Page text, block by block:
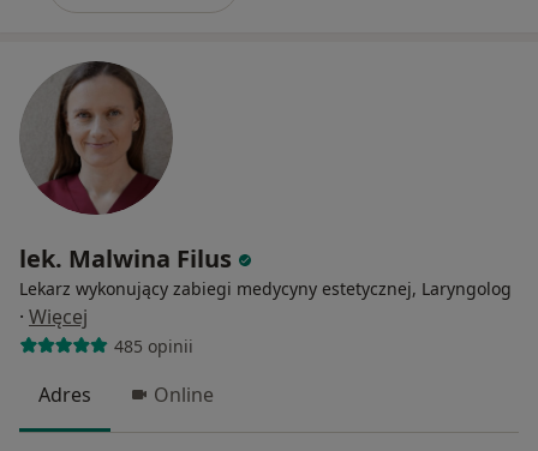
lek. Malwina Filus
Lekarz wykonujący zabiegi medycyny estetycznej, Laryngolog
· Więcej
485 opinii
Adres Online